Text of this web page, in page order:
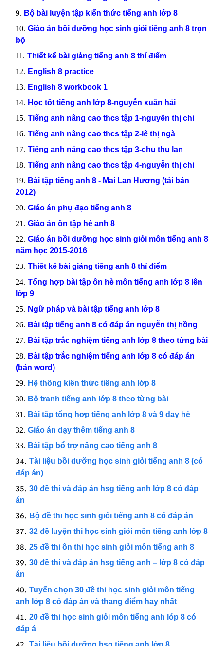
Bộ bài luyện tập kiến thức tiếng anh lớp 8
Giáo án bồi dưỡng học sinh giỏi tiếng anh 8 trọn
bộ
Thiết kế bài giảng tiếng anh 8 thí điểm
English 8 practice
English 8 workbook 1
Học tốt tiếng anh lớp 8-nguyễn xuân hải
Tiếng anh nâng cao thcs tập 1-nguyễn thị chi
Tiếng anh nâng cao thcs tập 2-lê thị ngà
Tiếng anh nâng cao thcs tập 3-chu thu lan
Tiếng anh nâng cao thcs tập 4-nguyễn thị chi
Bài tập tiếng anh 8 - Mai Lan Hương (tái bản
2012)
Giáo án phụ đạo tiếng anh 8
Giáo án ôn tập hè anh 8
Giáo án bồi dưỡng học sinh giỏi môn tiếng anh 8
năm học 2015-2016
Thiết kế bài giảng tiếng anh 8 thí điểm
Tổng hợp bài tập ôn hè môn tiếng anh lớp 8 lên
lớp 9
Ngữ pháp và bài tập tiếng anh lớp 8
Bài tập tiếng anh 8 có đáp án nguyễn thị hồng
Bài tập trắc nghiệm tiếng anh lớp 8 theo từng bài
Bài tập trắc nghiệm tiếng anh lớp 8 có đáp án
(bản word)
Hệ thống kiến thức tiếng anh lớp 8
Bộ tranh tiếng anh lớp 8 theo từng bài
Bài tập tổng hợp tiếng anh lớp 8 và 9 dạy hè
Giáo án dạy thêm tiếng anh 8
Bài tập bổ trợ nâng cao tiếng anh 8
Tài liệu bồi dưỡng học sinh giỏi tiếng anh 8 (có
đáp án)
30 đề thi và đáp án hsg tiếng anh lớp 8 có đáp
án
Bộ đề thi học sinh giỏi tiếng anh 8 có đáp án
32 đề luyện thi học sinh giỏi môn tiếng anh lớp 8
25 đề thi ôn thi học sinh giỏi môn tiếng anh 8
30 đề thi và đáp án hsg tiếng anh – lớp 8 có đáp
án
Tuyển chọn 30 đề thi học sinh giỏi môn tiếng
anh lớp 8 có đáp án và thang điểm hay nhất
20 đề thi học sinh giỏi môn tiếng anh lóp 8 có
đáp á
Tài liệu bồi dưỡng hsg tiếng anh lớp 8